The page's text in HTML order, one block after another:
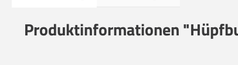
Produktinformationen